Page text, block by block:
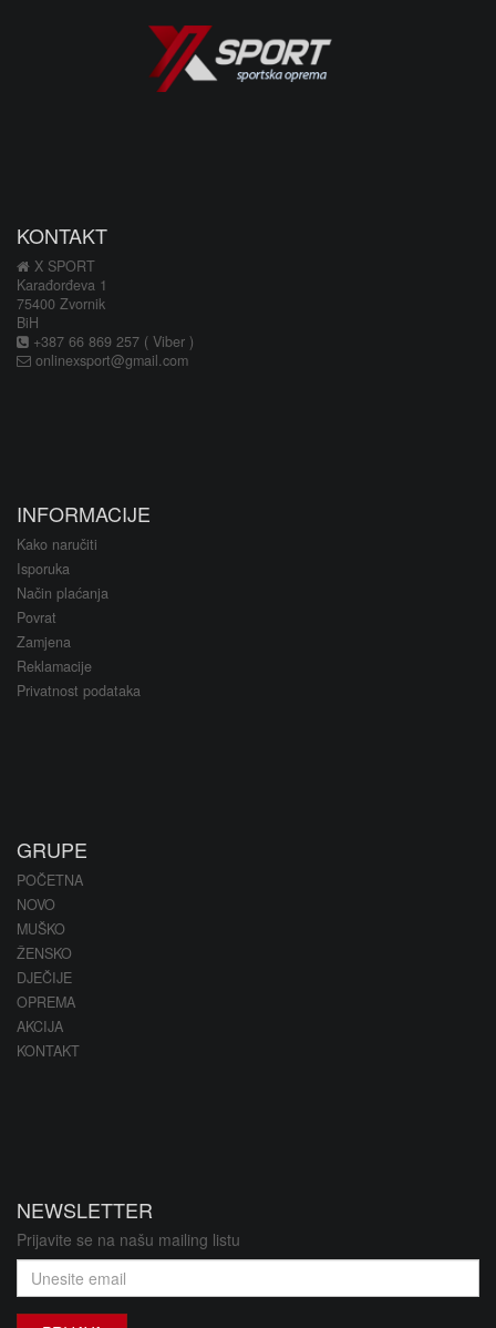
KONTAKT
X SPORT
Karađorđeva 1
75400 Zvornik
BiH
+387 66 869 257 ( Viber )
onlinexsport@gmail.com
INFORMACIJE
Kako naručiti
Isporuka
Način plaćanja
Povrat
Zamjena
Reklamacije
Privatnost podataka
GRUPE
POČETNA
NOVO
MUŠKO
ŽENSKO
DJEČIJE
OPREMA
AKCIJA
KONTAKT
NEWSLETTER
Prijavite se na našu mailing listu